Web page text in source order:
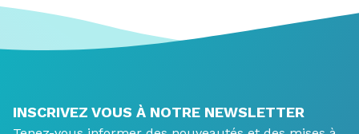
INSCRIVEZ VOUS À NOTRE NEWSLETTER